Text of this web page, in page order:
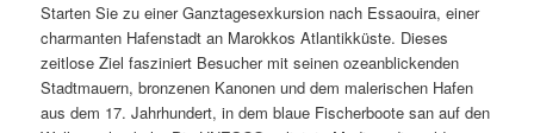
Starten Sie zu einer Ganztagesexkursion nach Essaouira, einer
charmanten Hafenstadt an Marokkos Atlantikküste. Dieses
zeitlose Ziel fasziniert Besucher mit seinen ozeanblickenden
Stadtmauern, bronzenen Kanonen und dem malerischen Hafen
aus dem 17. Jahrhundert, in dem blaue Fischerboote san auf den